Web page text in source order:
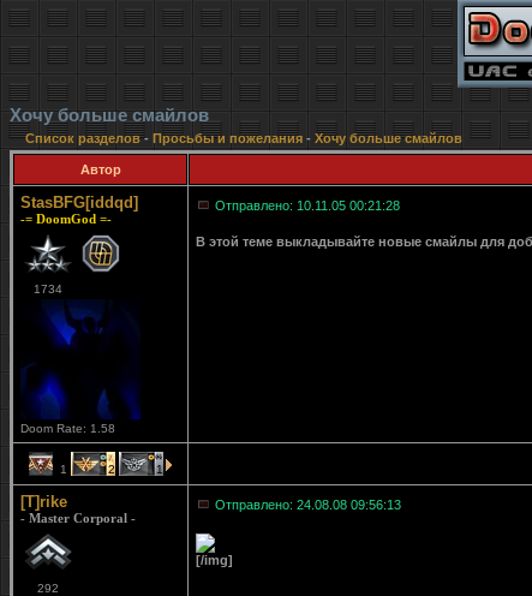
Хочу больше смайлов
Список разделов- Просьбы и пожелания - Хочу больше смайлов
Автор
StasBFG[iddqd]
-= DoomGod =-
1734
Doom Rate: 1.58
Отправлено: 10.11.05 00:21:28
В этой теме выкладывайте новые смайлы для
1 2 1
[T]rike
- Master Corporal -
292
Отправлено: 24.08.08 09:56:13
[/img]